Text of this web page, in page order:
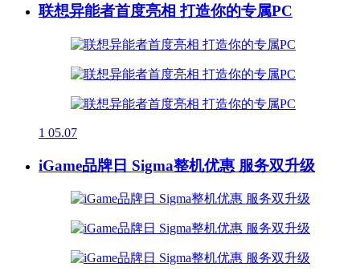
联想异能者首度亮相 打造你的专属PC
1 05.07
iGame品牌日 Sigma整机优惠 服务双升级